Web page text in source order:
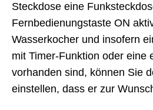
Steckdose eine
Fernbedienungstaste ON
Wasserkocher und insofern
mit Timer-Funktion oder eine
vorhanden sind, können Sie
einstellen, dass er zur